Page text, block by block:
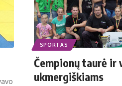
SPORTAS
Čempionų taurė ir
ukmergiškiams